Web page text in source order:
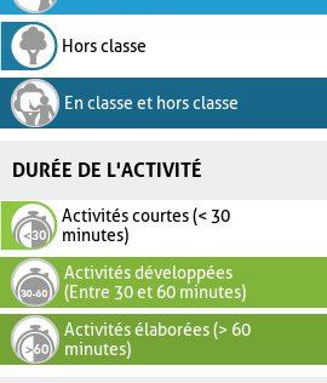
Hors classe
En classe et hors classe
DURÉE DE L'ACTIVITÉ
Activités courtes (< 30
minutes)
Activités développées
(Entre 30 et 60 minutes)
Activités élaborées (> 60
minutes)